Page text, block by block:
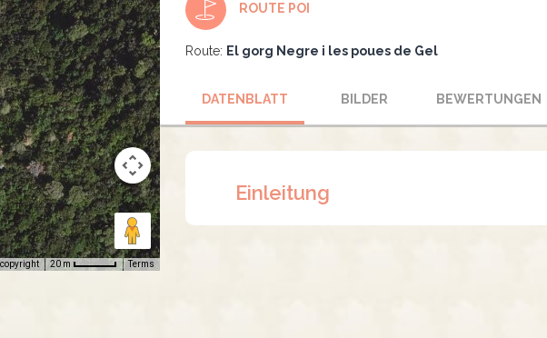
copyright 20 m Terms
ROUTE POI
Route: El gorg Negre i les poues de Gel
DATENBLATT BILDER BEWERTUNGEN
Einleitung